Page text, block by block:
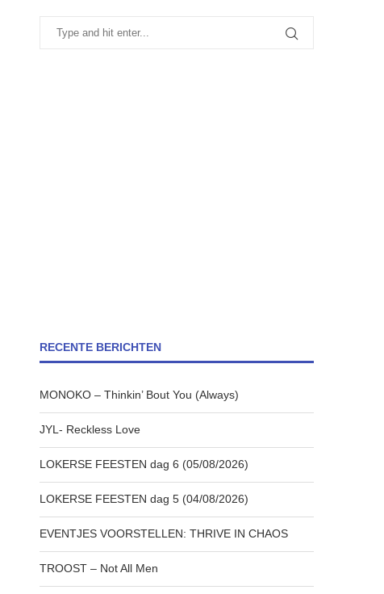
RECENTE BERICHTEN
MONOKO – Thinkin’ Bout You (Always)
JYL- Reckless Love
LOKERSE FEESTEN dag 6 (05/08/2026)
LOKERSE FEESTEN dag 5 (04/08/2026)
EVENTJES VOORSTELLEN: THRIVE IN CHAOS
TROOST – Not All Men